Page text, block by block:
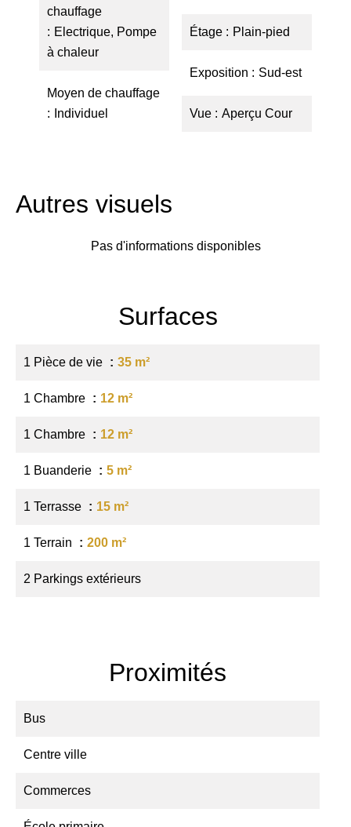
chauffage
Electrique, Pompe
à chaleur
Moyen de chauffage
Individuel
Étage Plain-pied
Exposition Sud-est
Vue Aperçu Cour
Autres visuels
Pas d'informations disponibles
Surfaces
1 Pièce de vie 35 m²
1 Chambre 12 m²
1 Chambre 12 m²
1 Buanderie 5 m²
1 Terrasse 15 m²
1 Terrain 200 m²
2 Parkings extérieurs
Proximités
Bus
Centre ville
Commerces